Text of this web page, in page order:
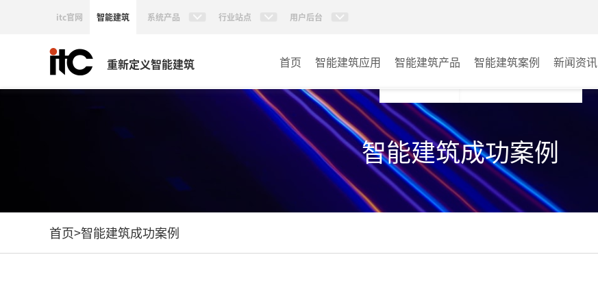
itc官网 智能建筑 系统产品 行业站点 用户后台
重新定义智能建筑 首页 智能建筑应用 智能建筑产品
智能建筑系列
智能建筑案例
政府单位
学校
其它
新闻资讯
智能建筑成功案例
首页>智能建筑成功案例